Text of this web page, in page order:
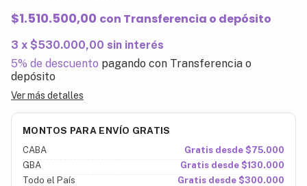
$1.510.500,00 con Transferencia o depósito
3 x $530.000,00 sin interés
5% de descuento pagando con Transferencia o
depósito
Ver más detalles
MONTOS PARA ENVÍO GRATIS
CABA
Gratis desde $75.000
GBA
Gratis desde $130.000
Todo el País
Gratis desde $300.000